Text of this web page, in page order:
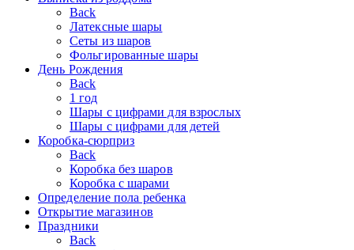
Back
Латексные шары
Сеты из шаров
Фольгированные шары
День Рождения
Back
1 год
Шары с цифрами для взрослых
Шары с цифрами для детей
Коробка-сюрприз
Back
Коробка без шаров
Коробка с шарами
Определение пола ребенка
Открытие магазинов
Праздники
Back